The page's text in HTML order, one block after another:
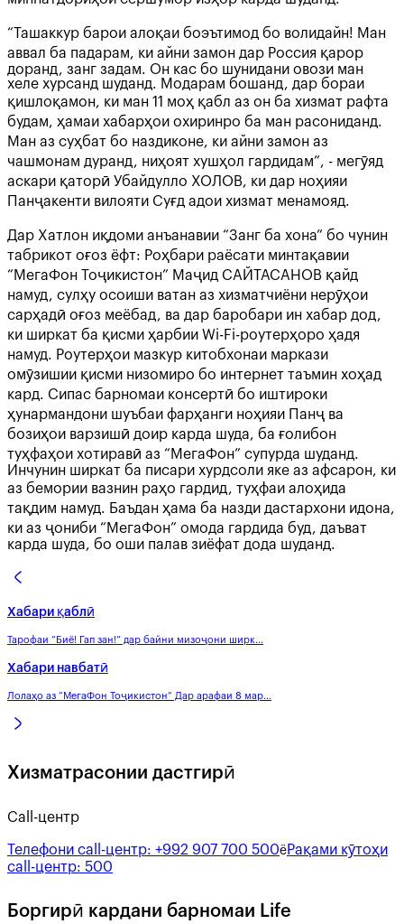
“Ташаккур барои алоқаи боэътимод бо волидайн! Ман
аввал ба падарам, ки айни замон дар Россия қарор
доранд, занг задам. Он кас бо шунидани овози ман
хеле хурсанд шуданд. Модарам бошанд, дар бораи
қишлоқамон, ки ман 11 моҳ қабл аз он ба хизмат рафта
будам, ҳамаи хабарҳои охиринро ба ман расониданд.
Ман аз суҳбат бо наздиконе, ки айни замон аз
чашмонам дуранд, ниҳоят хушҳол гардидам”, - мегӯяд
аскари қаторӣ Убайдулло ХОЛОВ, ки дар ноҳияи
Панҷакенти вилояти Суғд адои хизмат менамояд.
Дар Хатлон иқдоми анъанавии “Занг ба хона” бо чунин
табрикот оғоз ёфт: Роҳбари раёсати минтақавии
“МегаФон Тоҷикистон” Маҷид САЙТАСАНОВ қайд
намуд, сулҳу осоиши ватан аз хизматчиёни нерӯҳои
сарҳадӣ оғоз меёбад, ва дар баробари ин хабар дод,
ки ширкат ба қисми ҳарбии Wi-Fi-роутерҳоро ҳадя
намуд. Роутерҳои мазкур китобхонаи маркази
омӯзишии қисми низомиро бо интернет таъмин хоҳад
кард. Сипас барномаи консертӣ бо иштироки
ҳунармандони шуъбаи фарҳанги ноҳияи Панҷ ва
бозиҳои варзишӣ доир карда шуда, ба ғолибон
туҳфаҳои хотиравӣ аз “МегаФон” супурда шуданд.
Инчунин ширкат ба писари хурдсоли яке аз афсарон, ки
аз бемории вазнин раҳо гардид, туҳфаи алоҳида
тақдим намуд. Баъдан ҳама ба назди дастархони идона,
ки аз ҷониби “МегаФон” омода гардида буд, даъват
карда шуда, бо оши палав зиёфат дода шуданд.
Хабари қаблӣ
Тарофаи “Биё! Гап зан!” дар байни мизоҷони ширк...
Хабари навбатӣ
Лолаҳо аз “МегаФон Тоҷикистон” Дар арафаи 8 мар...
Хизматрасонии дастгирӣ
Call-центр
Телефони call-центр: +992 907 700 500ёРақами кӯтоҳи
call-центр: 500
Боргирӣ кардани барномаи Life